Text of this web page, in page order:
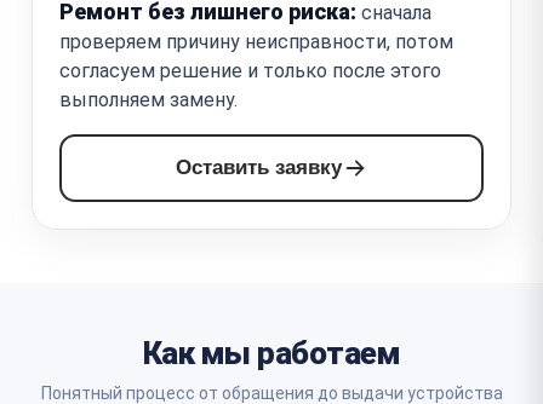
Ремонт без лишнего риска: сначала
проверяем причину неисправности, потом
согласуем решение и только после этого
выполняем замену.
Оставить заявку
Как мы работаем
Понятный процесс от обращения до выдачи устройства